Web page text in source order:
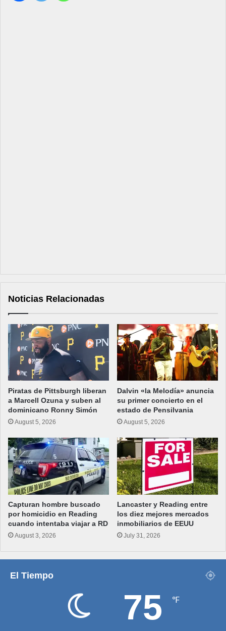
Noticias Relacionadas
Piratas de Pittsburgh liberan
a Marcell Ozuna y suben al
dominicano Ronny Simón
August 5, 2026
Dalvin «la Melodía» anuncia
su primer concierto en el
estado de Pensilvania
August 5, 2026
Capturan hombre buscado
por homicidio en Reading
cuando intentaba viajar a RD
August 3, 2026
Lancaster y Reading entre
los diez mejores mercados
inmobiliarios de EEUU
July 31, 2026
El Tiempo
75 ℉